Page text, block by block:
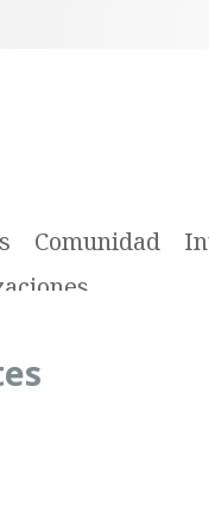
Comunidad